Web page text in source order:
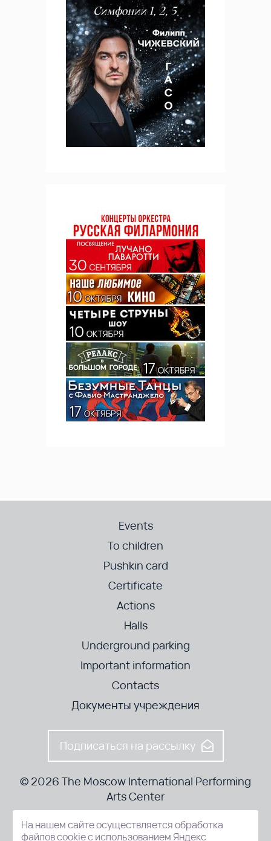
Events
To children
Pushkin card
Certificate
Actions
Halls
Underground parking
Important information
Contacts
Документы учреждения
Подписаться на рассылку
© 2026 The Moscow International Performing
Arts Center
52-8, Kosmodamianskaya nab., Moscow, 115054, Russia
На нашем сайте осуществляется обработка
файлов cookie с использованием Яндекс